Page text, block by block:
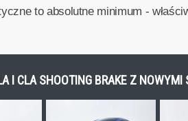
to absolutne minimum -
I CLA SHOOTING BRAKE Z